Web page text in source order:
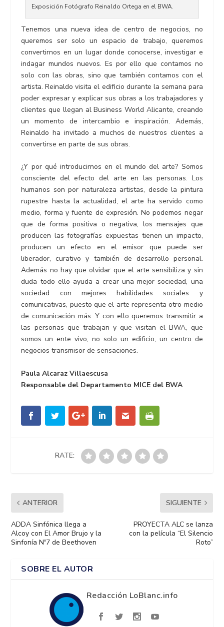
Exposición Fotógrafo Reinaldo Ortega en el BWA.
Tenemos una nueva idea de centro de negocios, no
queremos ser solo un espacio de trabajo, queremos
convertirnos en un lugar donde conocerse, investigar e
indagar mundos nuevos. Es por ello que contamos no
solo con las obras, sino que también contamos con el
artista. Reinaldo visita el edificio durante la semana para
poder expresar y explicar sus obras a los trabajadores y
clientes que llegan al Business World Alicante, creando
un momento de intercambio e inspiración. Además,
Reinaldo ha invitado a muchos de nuestros clientes a
convertirse en parte de sus obras.
¿Y por qué introducirnos en el mundo del arte? Somos
consciente del efecto del arte en las personas. Los
humanos son por naturaleza artistas, desde la pintura
rupestre hasta la actualidad, el arte ha servido como
medio, forma y fuente de expresión. No podemos negar
que de forma positiva o negativa, los mensajes que
producen las fotografías expuestas tienen un impacto,
producen un efecto en el emisor que puede ser
liberador, curativo y también de desarrollo personal.
Además no hay que olvidar que el arte sensibiliza y sin
duda todo ello ayuda a crear una mejor sociedad, una
sociedad con mejores habilidades sociales y
comunicativas, puesto que el arte representa otro medio
de comunicación más. Y con ello queremos transmitir a
las personas que trabajan y que visitan el BWA, que
somos un ente vivo, no solo un edificio, un centro de
negocios transmisor de sensaciones.
Paula Alcaraz Villaescusa
Responsable del Departamento MICE del BWA
RATE:
ANTERIOR
ADDA Sinfónica llega a
Alcoy con El Amor Brujo y la
Sinfonía Nº7 de Beethoven
SIGUIENTE
PROYECTA ALC se lanza
con la película “El Silencio
Roto”
SOBRE EL AUTOR
Redacción LoBlanc.info